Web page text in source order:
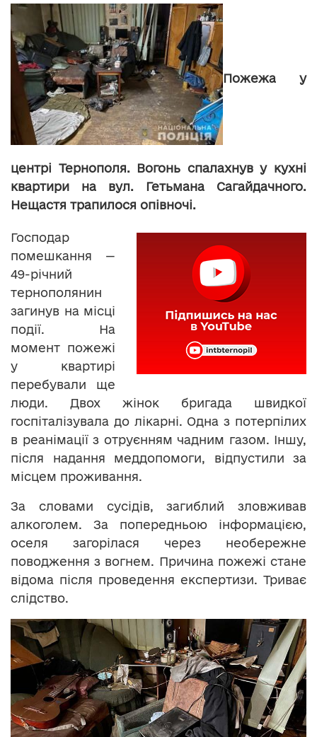
Пожежа у
центрі Тернополя. Вогонь спалахнув у кухні
квартири на вул. Гетьмана Сагайдачного.
Нещастя трапилося опівночі.
Господар
помешкання —
49-річний
тернополянин
загинув на місці
події. На
момент пожежі
у квартирі
перебували ще
люди. Двох жінок бригада швидкої
госпіталізувала до лікарні. Одна з потерпілих
в реанімації з отруєнням чадним газом. Іншу,
після надання меддопомоги, відпустили за
місцем проживання.
За словами сусідів, загиблий зловживав
алкоголем. За попередньою інформацією,
оселя загорілася через необережне
поводження з вогнем. Причина пожежі стане
відома після проведення експертизи. Триває
слідство.